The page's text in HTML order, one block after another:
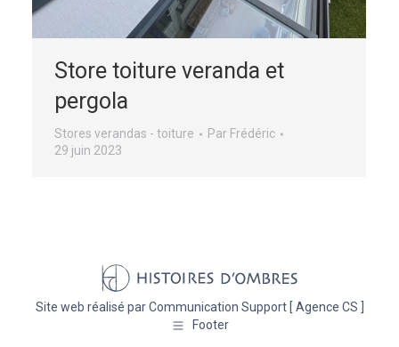
Store toiture veranda et
pergola
Stores verandas - toiture Par Frédéric
29 juin 2023
Site web réalisé parCommunication Support [ Agence CS ]
Footer